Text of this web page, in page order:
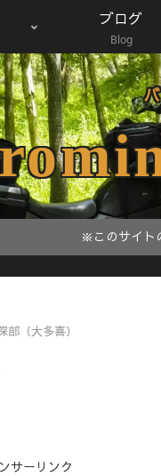
ブログ
Blog
※このサイト
（大多喜）
サーリンク